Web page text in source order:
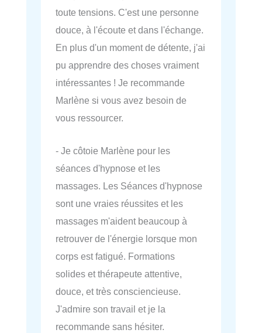
toute tensions. C'est une personne
douce, à l'écoute et dans l'échange.
En plus d'un moment de détente, j'ai
pu apprendre des choses vraiment
intéressantes ! Je recommande
Marlène si vous avez besoin de
vous ressourcer.
- Je côtoie Marlène pour les
séances d'hypnose et les
massages. Les Séances d'hypnose
sont une vraies réussites et les
massages m'aident beaucoup à
retrouver de l'énergie lorsque mon
corps est fatigué. Formations
solides et thérapeute attentive,
douce, et très consciencieuse.
J'admire son travail et je la
recommande sans hésiter.